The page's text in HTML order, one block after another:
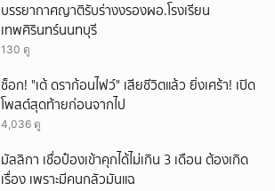
บรรยากาศญาติรับร่างงรองผอ.โรงเรียน
เทพศิรินทร์นนทบุรี
130 ดู
ช็อก! "เต้ ดราก้อนไฟว์" เสียชีวิตแล้ว ยิ่งเศร้า! เปิด
โพสต์สุดท้ายก่อนจากไป
4,036 ดู
มัลลิกา เชื่อป๋องเข้าคุกได้ไม่เกิน 3 เดือน ต้องเกิด
เรื่อง เพราะมีคนกลัวมันแฉ